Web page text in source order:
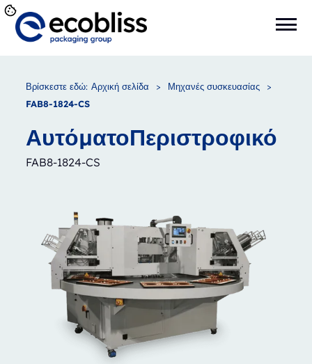
Βρίσκεστε εδώ: Αρχική σελίδα > Μηχανές συσκευασίας
>
FAB8-1824-CS
ΑυτόματοΠεριστροφικό
FAB8-1824-CS